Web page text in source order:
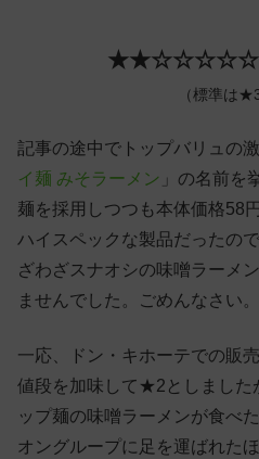
（標準は
記事の途中でトップバリュの
イ麺 みそラーメン 」の名前を
麺を採用しつつも本体価格58
ハイスペックな製品だったの
ざわざスナオシの味噌ラーメ
ませんでした。ごめんなさい。
一応、ドン・キホーテでの販
値段を加味して★2としました
ップ麺の味噌ラーメンが食べ
オングループに足を運ばれた